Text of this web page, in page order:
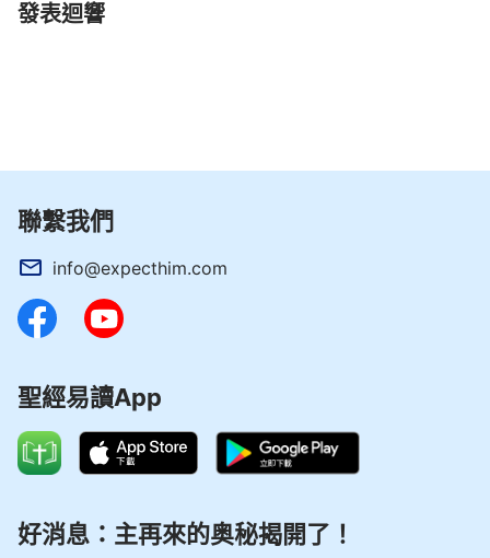
發表迴響
聯繫我們
info@expecthim.com
聖經易讀App
好消息：主再來的奥秘揭開了！